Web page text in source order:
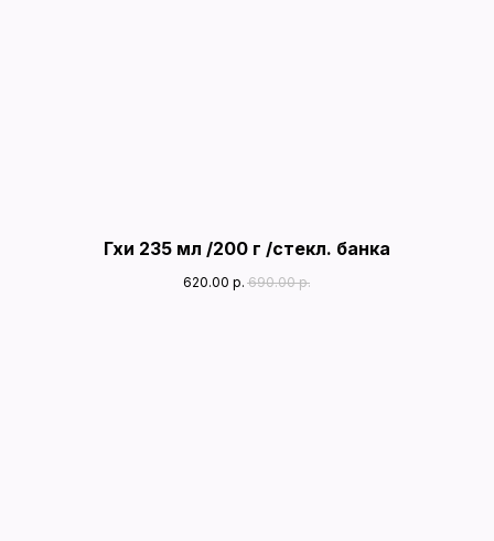
Гхи 235 мл /200 г /стекл. банка
620.00 р. 690.00 р.